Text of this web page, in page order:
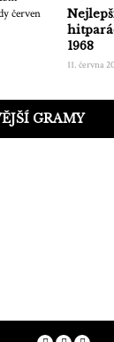
1968
11. června
GRAMY